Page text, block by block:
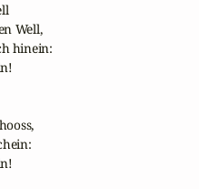
Well,
hinein: